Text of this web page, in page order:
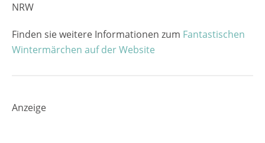
NRW
Finden sie weitere Informationen zum Fantastischen
Wintermärchen auf der Website
Anzeige